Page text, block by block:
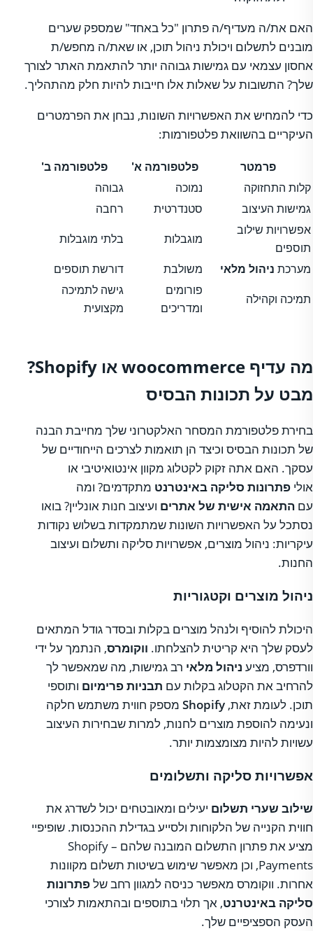
האם את/ה מעדיף/ה פתרון "כל באחד" שמספק שערים
מובנים לתשלום ויכולת ניהול תוכן, או שאת/ה מחפש/ת
אחסון עצמאי עם גמישות גבוהה יותר להתאמת האתר לצורך
שלך? התשובות על שאלות אלו חייבות להיות חלק מהתהליך.
כדי להמחיש את האפשרויות השונות, נבחן את הפרמטרים
העיקריים בהשוואת פלטפורמות:
פרמטר פלטפורמה א'
פלטפורמה ב'
קלות התחזוקה
נמוכה
גבוהה
גמישות העיצוב
סטנדרטית
רחבה
אפשרויות שילוב
תוספים
מוגבלות
בלתי מוגבלות
מערכת ניהול מלאי משולבת
דורשת תוספים
תמיכה וקהילה
פורומים
ומדריכים
גישה לתמיכה
מקצועית
מה עדיף woocommerce או Shopify?
מבט על תכונות הבסיס
בחירת פלטפורמת המסחר האלקטרוני שלך מחייבת הבנה
של תכונות הבסיס וכיצד הן תואמות לצרכים הייחודיים של
עסקך. האם אתה זקוק לקטלוג מקוון אינטואיטיבי או
אולי פתרונות סליקה באינטרנט מתקדמים? ומה
עם התאמה אישית של אתרים ועיצוב חנות אונליין? בואו
נסתכל על האפשרויות השונות שמתמקדות בשלוש נקודות
עיקריות: ניהול מוצרים, אפשרויות סליקה ותשלום ועיצוב
החנות.
ניהול מוצרים וקטגוריות
היכולת להוסיף ולנהל מוצרים בקלות ובסדר גודל המתאים
לעסק שלך היא קריטית להצלחתו. ווקומרס, הנתמך על ידי
וורדפרס, מציע ניהול מלאי רב גמישות, מה שמאפשר לך
להרחיב את הקטלוג בקלות עם תבניות פרימיום ותוספי
תוכן. לעומת זאת, Shopify מספק חווית משתמש חלקה
ונעימה להוספת מוצרים לחנות, למרות שבחירות העיצוב
עשויות להיות מצומצמות יותר.
אפשרויות סליקה ותשלומים
שילוב שערי תשלום יעילים ומאובטחים יכול לשדרג את
חווית הקנייה של הלקוחות ולסייע בגדילת ההכנסות. שופיפיי
מציע את פתרון התשלום המובנה שלהם – Shopify
Payments, וכן מאפשר שימוש בשיטות תשלום מקוונות
אחרות. ווקומרס מאפשר כניסה למגוון רחב שלפתרונות
סליקה באינטרנט, אך תלוי בתוספים ובהתאמות לצורכי
העסק הספציפיים שלך.